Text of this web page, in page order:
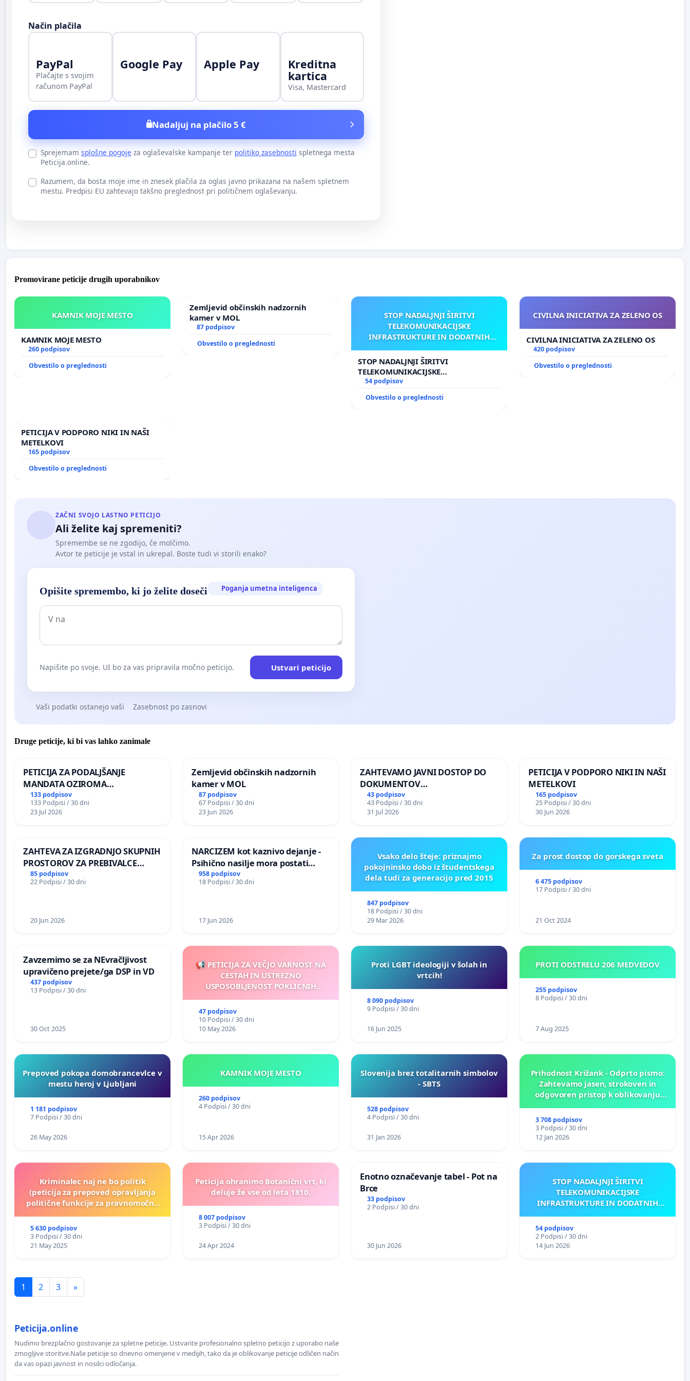
Način plačila
PayPal
Plačajte s svojim
računom PayPal
Google Pay Apple Pay Kreditna
kartica
Visa, Mastercard
Nadaljuj na plačilo 5 €
Sprejemam splošne pogoje za oglaševalske kampanje ter politiko zasebnosti spletnega mesta
Peticija.online.
Razumem, da bosta moje ime in znesek plačila za oglas javno prikazana na našem spletnem
mestu. Predpisi EU zahtevajo takšno preglednost pri političnem oglaševanju.
Promovirane peticije drugih uporabnikov
KAMNIK MOJE MESTO
KAMNIK MOJE MESTO
260 podpisov
Obvestilo o preglednosti
Zemljevid občinskih nadzornih
kamer v MOL
87 podpisov
Obvestilo o preglednosti
STOP NADALJNJI ŠIRITVI
TELEKOMUNIKACIJSKE
INFRASTRUKTURE IN DODATNIH
STOP NADALJNJI ŠIRITVI
TELEKOMUNIKACIJSKE
INFRASTRUKTURE IN DODATNIH
54 podpisov
Obvestilo o preglednosti
CIVILNA INICIATIVA ZA ZELENO OS
CIVILNA INICIATIVA ZA ZELENO OS
420 podpisov
Obvestilo o preglednosti
PETICIJA V PODPORO NIKI IN NAŠI
METELKOVI
165 podpisov
Obvestilo o preglednosti
ZAČNI SVOJO LASTNO PETICIJO
Ali želite kaj spremeniti?
Spremembe se ne zgodijo, če molčimo.
Avtor te peticije je vstal in ukrepal. Boste tudi vi storili enako?
Opišite spremembo, ki jo želite doseči Poganja umetna inteligenca
Napišite po svoje. UI bo za vas pripravila močno peticijo. Ustvari peticijo
Vaši podatki ostanejo vaši Zasebnost po zasnovi
Druge peticije, ki bi vas lahko zanimale
PETICIJA ZA PODALJŠANJE
MANDATA OZIROMA
ČIMPREJŠNJO PONOVNO
NAPOTITEV GOSPODA BERNARDA
ŠRAJNERJA NA VELEPOSLANIŠTVO
133 podpisov
133 Podpisi / 30 dni
23 Jul 2026
Zemljevid občinskih nadzornih
kamer v MOL
87 podpisov
67 Podpisi / 30 dni
23 Jun 2026
ZAHTEVAMO JAVNI DOSTOP DO
DOKUMENTOV
PARLAMENTARNIH
PREISKOVALNIH KOMISIJ O
ILEGALNI TRGOVINI Z OROŽJEM
43 podpisov
43 Podpisi / 30 dni
31 Jul 2026
PETICIJA V PODPORO NIKI IN NAŠI
METELKOVI
165 podpisov
25 Podpisi / 30 dni
30 Jun 2026
ZAHTEVA ZA IZGRADNJO SKUPNIH
PROSTOROV ZA PREBIVALCE
KRAJEVNE SKUPNOSTI
PRESTRANEK
85 podpisov
22 Podpisi / 30 dni
20 Jun 2026
NARCIZEM kot kaznivo dejanje -
Psihično nasilje mora postati
enako prepoznano kot fizično
nasilje
958 podpisov
18 Podpisi / 30 dni
17 Jun 2026
Vsako delo šteje: priznajmo
pokojninsko dobo iz študentskega
dela tudi za generacijo pred 2015
847 podpisov
18 Podpisi / 30 dni
29 Mar 2026
Za prost dostop do gorskega sveta
6 475 podpisov
17 Podpisi / 30 dni
21 Oct 2024
Zavzemimo se za NEvračljivost
upravičeno prejete/ga DSP in VD
437 podpisov
13 Podpisi / 30 dni
30 Oct 2025
📢 PETICIJA ZA VEČJO VARNOST NA
CESTAH IN USTREZNO
USPOSOBLJENOST POKLICNIH
47 podpisov
10 Podpisi / 30 dni
10 May 2026
Proti LGBT ideologiji v šolah in
vrtcih!
8 090 podpisov
9 Podpisi / 30 dni
16 Jun 2025
PROTI ODSTRELU 206 MEDVEDOV
255 podpisov
8 Podpisi / 30 dni
7 Aug 2025
Prepoved pokopa domobrancevlce v
mestu heroj v Ljubljani
1 181 podpisov
7 Podpisi / 30 dni
26 May 2026
KAMNIK MOJE MESTO
260 podpisov
4 Podpisi / 30 dni
15 Apr 2026
Slovenija brez totalitarnih simbolov
- SBTS
528 podpisov
4 Podpisi / 30 dni
31 Jan 2026
Prihodnost Križank - Odprto pismo:
Zahtevamo jasen, strokoven in
odgovoren pristop k oblikovanju
3 708 podpisov
3 Podpisi / 30 dni
12 Jan 2026
Kriminalec naj ne bo politik
(peticija za prepoved opravljanja
politične funkcije za pravnomočno
5 630 podpisov
3 Podpisi / 30 dni
21 May 2025
Peticija ohranimo Botanični vrt, ki
deluje že vse od leta 1810.
8 007 podpisov
3 Podpisi / 30 dni
24 Apr 2024
Enotno označevanje tabel - Pot na
Brce
33 podpisov
2 Podpisi / 30 dni
30 Jun 2026
STOP NADALJNJI ŠIRITVI
TELEKOMUNIKACIJSKE
INFRASTRUKTURE IN DODATNIH
54 podpisov
2 Podpisi / 30 dni
14 Jun 2026
1 2 3 »
Peticija.online
Nudimo brezplačno gostovanje za spletne peticije. Ustvarite profesionalno spletno peticijo z uporabo naše
zmogljive storitve.Naše peticije so dnevno omenjene v medijih, tako da je oblikovanje peticije odličen način
da vas opazi javnost in nosilci odločanja.